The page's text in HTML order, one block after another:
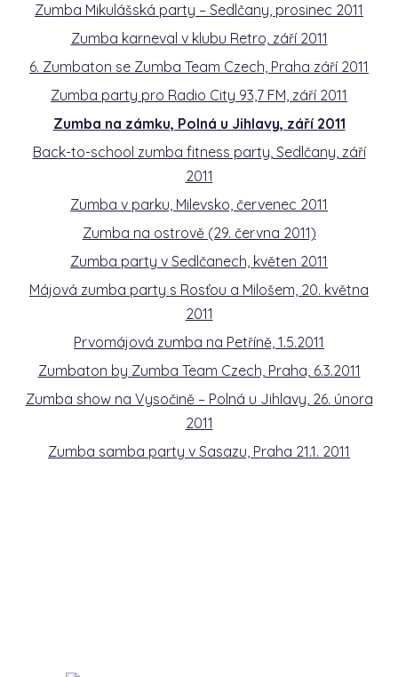
Zumba Mikulášská party – Sedlčany, prosinec 2011
Zumba karneval v klubu Retro, září 2011
6. Zumbaton se Zumba Team Czech, Praha září 2011
Zumba party pro Radio City 93,7 FM, září 2011
Zumba na zámku, Polná u Jihlavy, září 2011
Back-to-school zumba fitness party, Sedlčany, září
2011
Zumba v parku, Milevsko, červenec 2011
Zumba na ostrově (29. června 2011)
Zumba party v Sedlčanech, květen 2011
Májová zumba party s Rosťou a Milošem, 20. května
2011
Prvomájová zumba na Petříně, 1.5.2011
Zumbaton by Zumba Team Czech, Praha, 6.3.2011
Zumba show na Vysočině – Polná u Jihlavy, 26. února
2011
Zumba samba party v Sasazu, Praha 21.1. 2011